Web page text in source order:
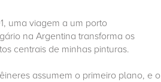
uma viagem a um porto
na Argentina transforma os
centrais de minhas pinturas.
assumem o primeiro plano, e o